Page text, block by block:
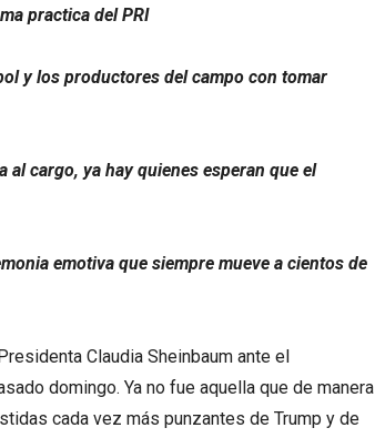
practica del PRI
y los productores del campo con tomar
cargo, ya hay quienes esperan que el
emotiva que siempre mueve a cientos de
Claudia Sheinbaum ante el
domingo. Ya no fue aquella que de manera
cada vez más punzantes de Trump y de